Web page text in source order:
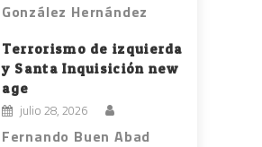
González Hernández
Terrorismo de izquierda
y Santa Inquisición new
age
julio 28, 2026
Fernando Buen Abad